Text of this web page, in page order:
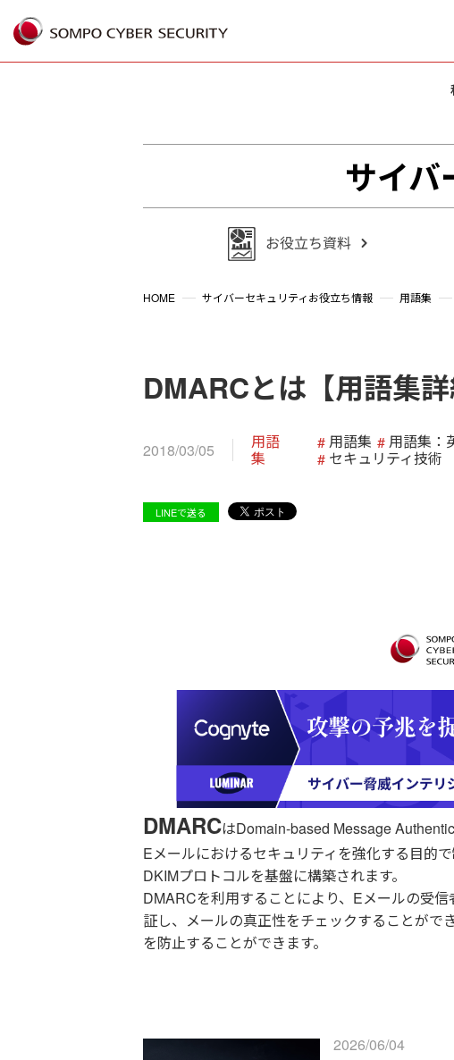
サイバ
HOME サイバーセキュリティお役立ち情報 用語集
DMARCとは【用語集詳
2018/03/05
用語
集
用語集 用語集：
セキュリティ技術
LINEで送る
DMARCはDomain-based Message
Eメールにおけるセキュリティを強化する目的
DKIMプロトコルを基盤に構築されます。
DMARCを利用することにより、Eメールの受
証し、メールの真正性をチェックすることがで
を防止することができます。
2026/06/04